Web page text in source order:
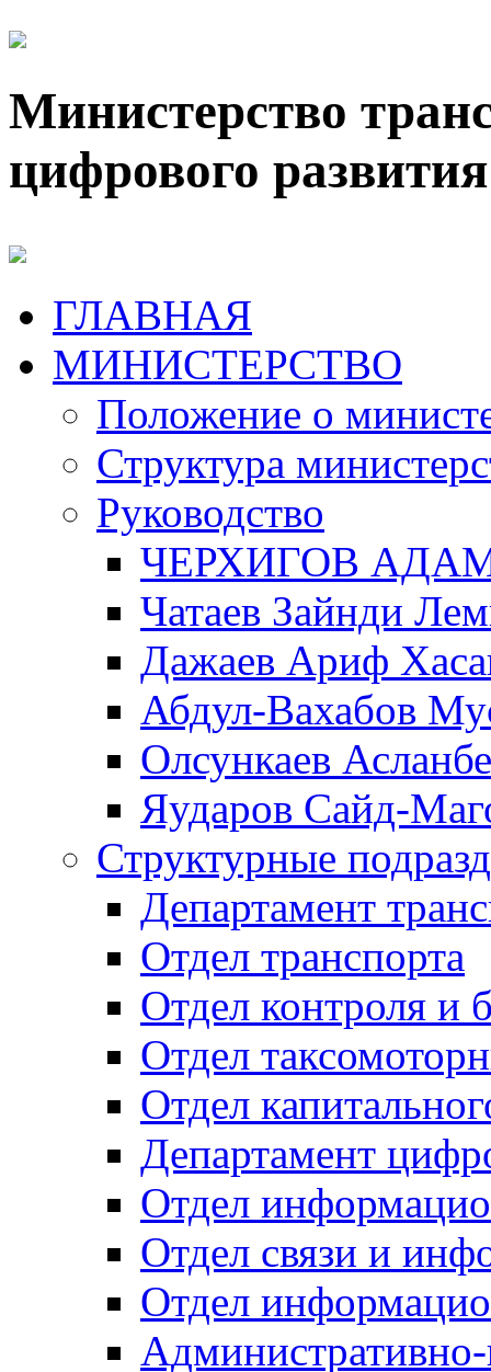
Министерство
цифрового
ГЛАВНАЯ
МИНИСТЕРСТВО
Положение о
Структура
Руководство
ЧЕРХИГОВ
Чатаев Зайнди
Дажаев Ариф
Абдул-Вахабов
Олсункаев
Яударов Сайд-
Структурные
Департамент
Отдел транспорта
Отдел контроля и
Отдел
Отдел
Департамент
Отдел
Отдел связи и
Отдел